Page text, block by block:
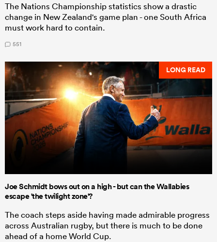
The Nations Championship statistics show a drastic
change in New Zealand's game plan - one South Africa
must work hard to contain.
551
LONG READ
Joe Schmidt bows out on a high - but can the Wallabies
escape 'the twilight zone'?
The coach steps aside having made admirable progress
across Australian rugby, but there is much to be done
ahead of a home World Cup.